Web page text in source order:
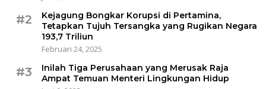
#2
Kejagung Bongkar Korupsi di Pertamina,
Tetapkan Tujuh Tersangka yang Rugikan Negara
193,7 Triliun
Februari 24, 2025
#3
Inilah Tiga Perusahaan yang Merusak Raja
Ampat Temuan Menteri Lingkungan Hidup